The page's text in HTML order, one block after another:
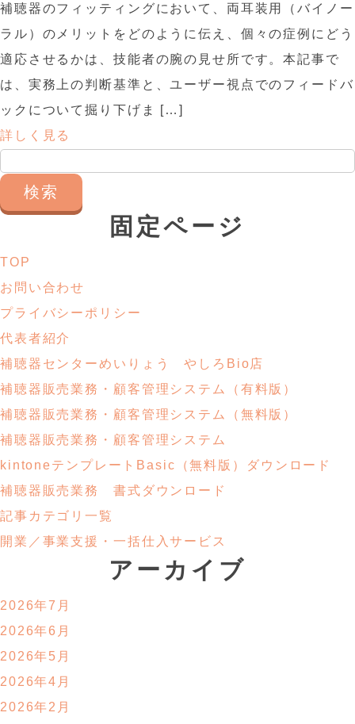
補聴器のフィッティングにおいて、両耳装用（バイノー
ラル）のメリットをどのように伝え、個々の症例にどう
適応させるかは、技能者の腕の見せ所です。本記事で
は、実務上の判断基準と、ユーザー視点でのフィードバ
ックについて掘り下げま […]
詳しく見る
索:
固定ページ
TOP
お問い合わせ
プライバシーポリシー
代表者紹介
補聴器センターめいりょう やしろBio店
補聴器販売業務・ 顧客管理システム
（有料版）
補聴器販売業務・ 顧客管理システム
（無料版）
補聴器販売業務・顧客管理システム
kintoneテンプレートBasic （無料版）ダウンロード
補聴器販売業務
書式ダウンロード
記事カテゴリ一覧
開業／事業支援・ 一括仕入サービス
アーカイブ
2026年7月
2026年6月
2026年5月
2026年4月
2026年2月